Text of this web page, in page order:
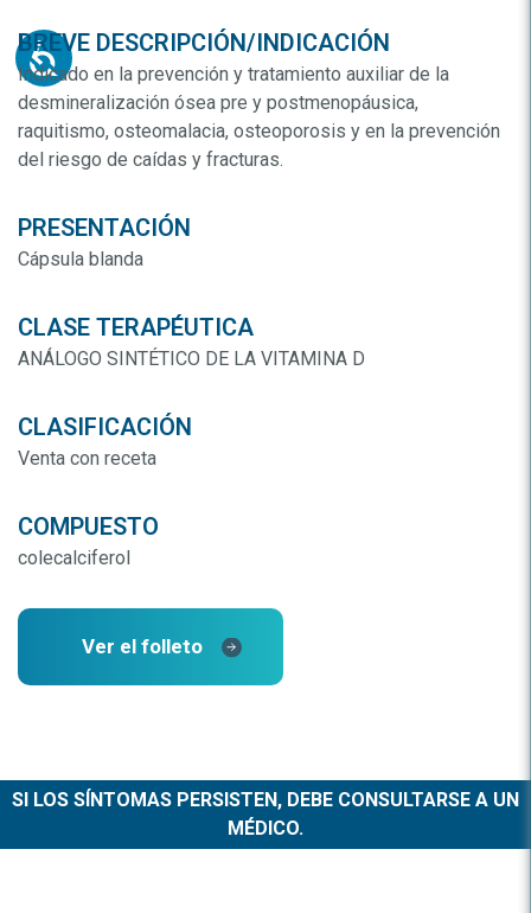
BREVE DESCRIPCIÓN/INDICACIÓN
Indicado en la prevención y tratamiento auxiliar de la
desmineralización ósea pre y postmenopáusica,
raquitismo, osteomalacia, osteoporosis y en la prevención
del riesgo de caídas y fracturas.
PRESENTACIÓN
Cápsula blanda
CLASE TERAPÉUTICA
ANÁLOGO SINTÉTICO DE LA VITAMINA D
CLASIFICACIÓN
Venta con receta
COMPUESTO
colecalciferol
Ver el folleto
SI LOS SÍNTOMAS PERSISTEN, DEBE CONSULTARSE A UN
MÉDICO.